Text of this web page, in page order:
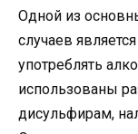
Одной из
случаев
употреблять
использованы
дисульфирам,